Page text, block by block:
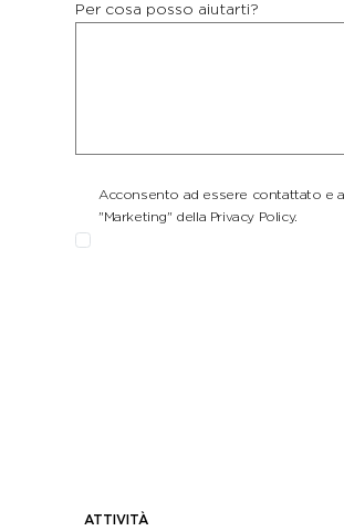
Per cosa posso aiutarti?
Acconsento ad essere contattato e
"Marketing" della Privacy Policy.
ATTIVITÀ